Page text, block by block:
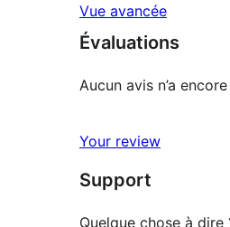
Vue avancée
Évaluations
Aucun avis n’a
Your review
Support
Quelque chose à dire